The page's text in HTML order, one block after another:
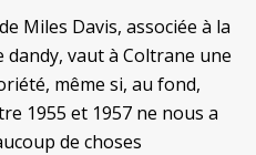
Miles Davis, associée à la
vaut à Coltrane une
même si, au fond,
1955 et 1957 ne nous a
de choses